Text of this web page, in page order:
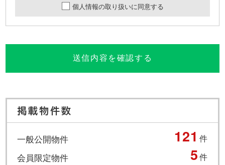
個人情報の取り扱いに同意する
送信内容を確認する
掲載物件数
一般公開物件 121 件
会員限定物件 5件